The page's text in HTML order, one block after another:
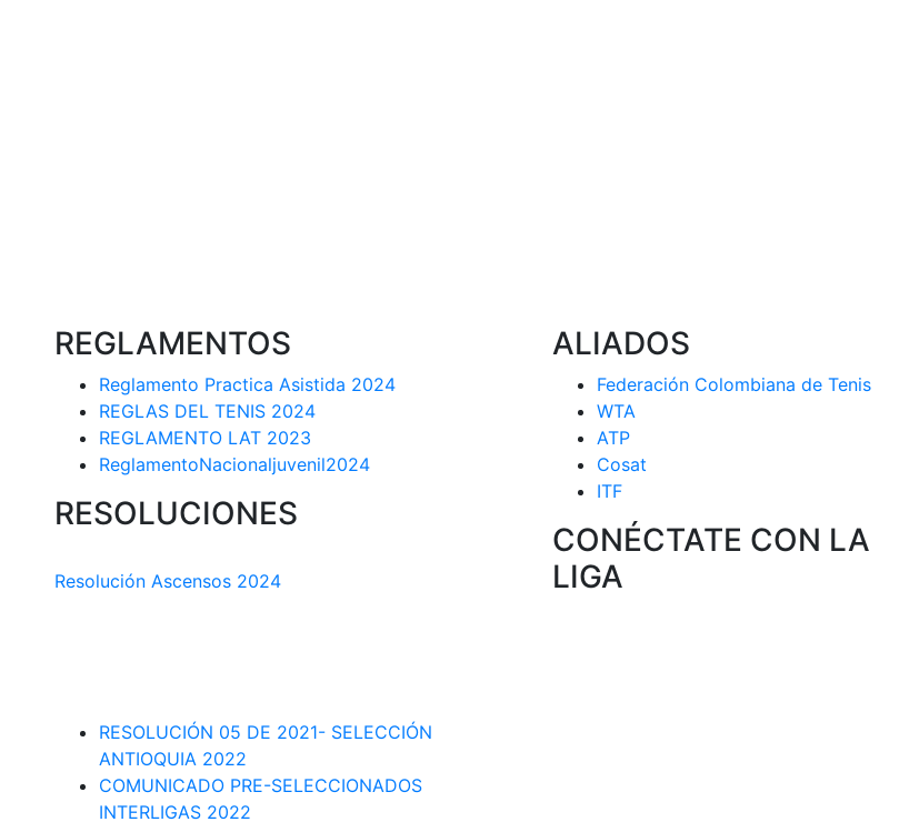
REGLAMENTOS
Reglamento Practica Asistida 2024
REGLAS DEL TENIS 2024
REGLAMENTO LAT 2023
ReglamentoNacionaljuvenil2024
RESOLUCIONES
Resolución Ascensos 2024
RESOLUCIÓN 05 DE 2021- SELECCIÓN
ANTIOQUIA 2022
COMUNICADO PRE-SELECCIONADOS
INTERLIGAS 2022
ALIADOS
Federación Colombiana de Tenis
WTA
ATP
Cosat
ITF
CONÉCTATE CON LA
LIGA